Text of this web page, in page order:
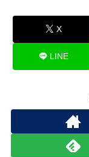
X
LINE